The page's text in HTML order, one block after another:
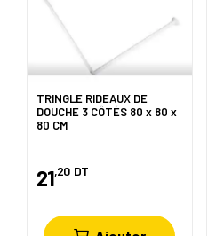
TRINGLE RIDEAUX DE
DOUCHE 3 CÔTÉS 80 x 80 x
80 CM
21,20 DT